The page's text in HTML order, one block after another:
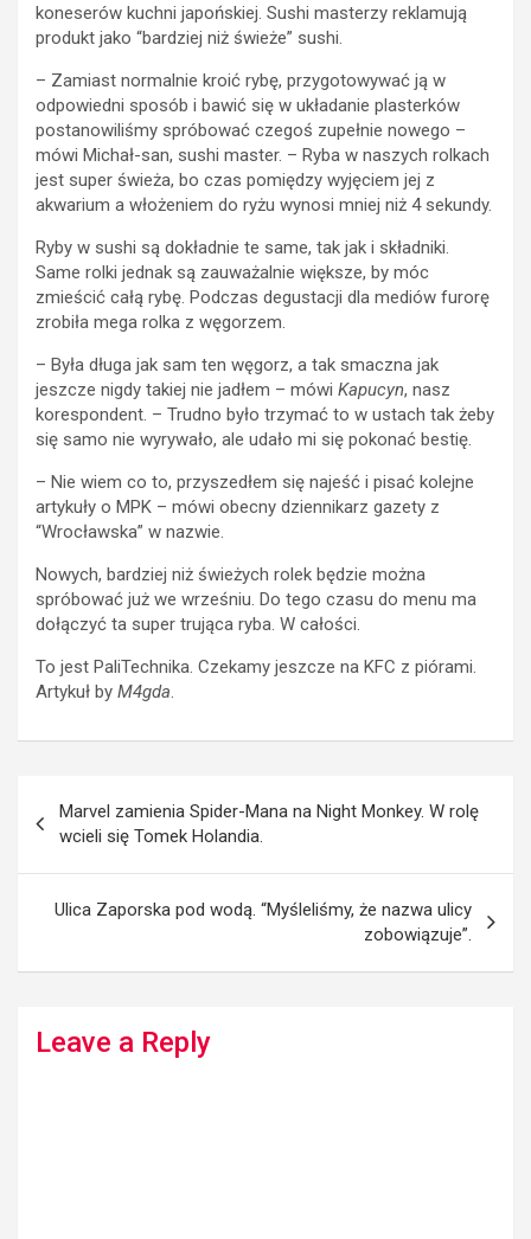
koneserów kuchni japońskiej. Sushi masterzy reklamują
produkt jako “bardziej niż świeże” sushi.
– Zamiast normalnie kroić rybę, przygotowywać ją w
odpowiedni sposób i bawić się w układanie plasterków
postanowiliśmy spróbować czegoś zupełnie nowego –
mówi Michał-san, sushi master. – Ryba w naszych rolkach
jest super świeża, bo czas pomiędzy wyjęciem jej z
akwarium a włożeniem do ryżu wynosi mniej niż 4 sekundy.
Ryby w sushi są dokładnie te same, tak jak i składniki.
Same rolki jednak są zauważalnie większe, by móc
zmieścić całą rybę. Podczas degustacji dla mediów furorę
zrobiła mega rolka z węgorzem.
– Była długa jak sam ten węgorz, a tak smaczna jak
jeszcze nigdy takiej nie jadłem – mówi Kapucyn, nasz
korespondent. – Trudno było trzymać to w ustach tak żeby
się samo nie wyrywało, ale udało mi się pokonać bestię.
– Nie wiem co to, przyszedłem się najeść i pisać kolejne
artykuły o MPK – mówi obecny dziennikarz gazety z
“Wrocławska” w nazwie.
Nowych, bardziej niż świeżych rolek będzie można
spróbować już we wrześniu. Do tego czasu do menu ma
dołączyć ta super trująca ryba. W całości.
To jest PaliTechnika. Czekamy jeszcze na KFC z piórami.
Artykuł by M4gda.
navigation
Marvel zamienia Spider-Mana na Night Monkey. W rolę
wcieli się Tomek Holandia.
Ulica Zaporska pod wodą. “Myśleliśmy, że nazwa ulicy
zobowiązuje”.
Leave a Reply